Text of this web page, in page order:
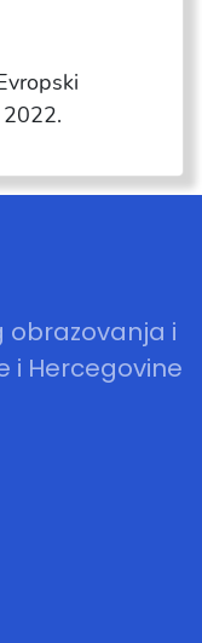
2022.
obrazovanja i
i Hercegovine